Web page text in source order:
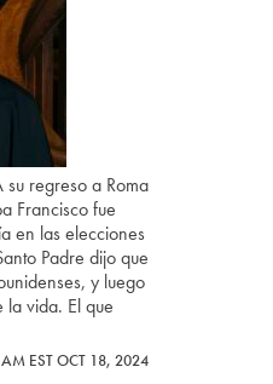
regreso a Roma
Francisco fue
en las elecciones
Padre dijo que
y luego
la vida. El que
EST OCT 18, 2024